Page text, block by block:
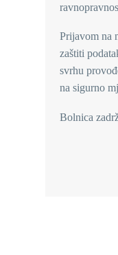
Prijavom na
zaštiti
svrhu
na sigurno
Bolnica